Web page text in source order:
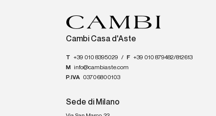
Cambi Casa d'Aste
T +39 010 8395029 / F +39 010 879482/812613
M
info@cambiaste.com
P.IVA 03706800103
Sede di Milano